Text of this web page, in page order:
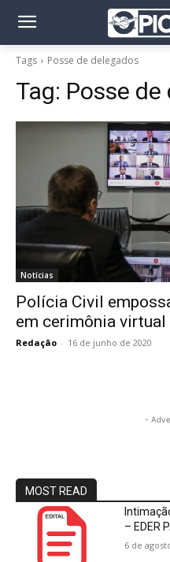
Tags Posse de delegados
Tag: Posse
Notícias
Polícia Civil
em cerimônia virtual
Redação - 16 de junho de 2020
-
MOST READ
– EDER
6 de